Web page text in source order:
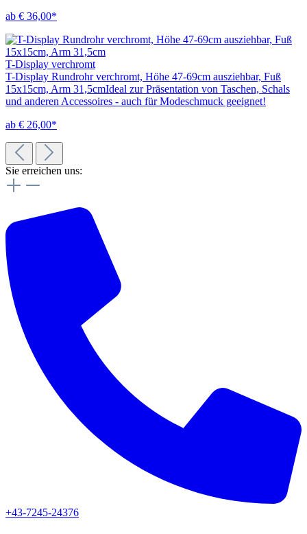
ab € 36,00*
T-Display verchromt
T-Display Rundrohr verchromt, Höhe 47-69cm ausziehbar, Fuß
15x15cm, Arm 31,5cmIdeal zur Präsentation von Taschen, Schals
und anderen Accessoires - auch für Modeschmuck geeignet!
ab € 26,00*
Sie erreichen uns:
+43-7245-24376